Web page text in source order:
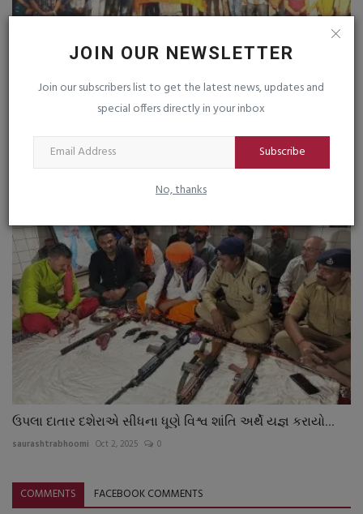
JOIN OUR NEWSLETTER
Join our subscribers list to get the latest news, updates and
special offers directly in your inbox
Subscribe
No, thanks
ઉજવણી
saurashtrabhoomi Mar 24, 2026 0
ઉપલા દાતાર દશેરાએ સીધના ધૂણે વિશ્વ શાંતિ અર્થે યજ્ઞ કરાયો...
saurashtrabhoomi Oct 2, 2025 0
COMMENTS FACEBOOK COMMENTS